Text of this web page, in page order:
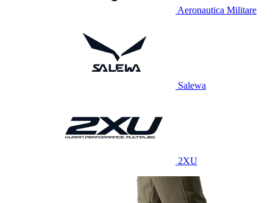
Aeronautica Militare
Salewa
2XU